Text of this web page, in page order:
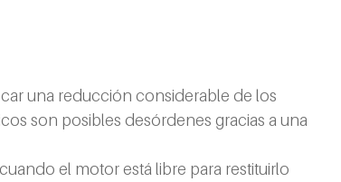
una reducción considerable de los
son posibles desórdenes gracias a una
el motor está libre para restituirlo